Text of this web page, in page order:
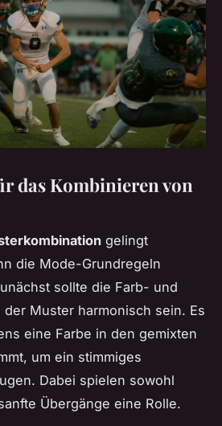
das Kombinieren von
gelingt
die Mode-Grundregeln
sollte die Farb- und
der Muster harmonisch sein. Es
eine Farbe in den gemixten
um ein stimmiges
Dabei spielen sowohl
Übergänge eine Rolle.